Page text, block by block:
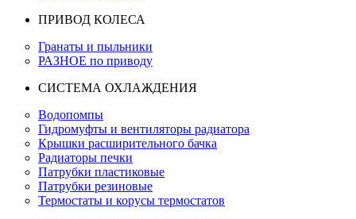
ПРИВОД КОЛЕСА
Гранаты и пыльники
РАЗНОЕ по приводу
СИСТЕМА ОХЛАЖДЕНИЯ
Водопомпы
Гидромуфты и вентиляторы радиатора
Крышки расширительного бачка
Радиаторы печки
Патрубки пластиковые
Патрубки резиновые
Термостаты и корусы термостатов